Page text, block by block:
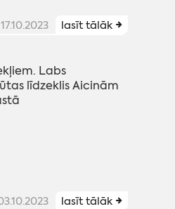
lasīt tālāk
Labs
līdzeklis Aicinām
lasīt tālāk